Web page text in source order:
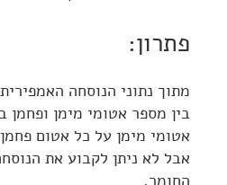
פתרון:
מתוך נתוני הנוסחה
אטומי מימן על כל אטום
אבל לא ניתן לקבוע את
החומר.